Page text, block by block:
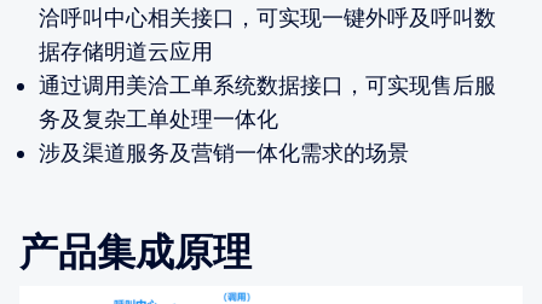
洽呼叫中心相关接口，可实现一键外呼及呼叫数
据存储明道云应用
通过调用美洽工单系统数据接口，可实现售后服
务及复杂工单处理一体化
涉及渠道服务及营销一体化需求的场景
产品集成原理